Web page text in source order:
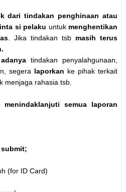
dari tindakan penghinaan atau
si pelaku untuk menghentikan
. Jika tindakan tsb masih terus
tindakan penyalahgunaan,
segera laporkan ke pihak terkait
menjaga rahasia tsb.
semua laporan
(for ID Card)